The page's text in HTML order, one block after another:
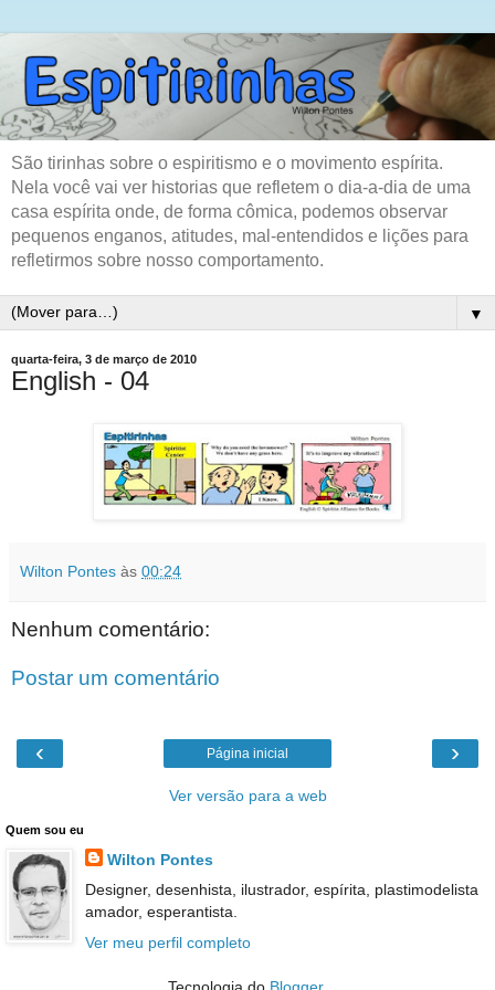
São tirinhas sobre o espiritismo e o movimento espírita.
Nela você vai ver historias que refletem o dia-a-dia de uma
casa espírita onde, de forma cômica, podemos observar
pequenos enganos, atitudes, mal-entendidos e lições para
refletirmos sobre nosso comportamento.
▼
quarta-feira, 3 de março de 2010
English - 04
Wilton Pontes às 00:24
Nenhum comentário:
Postar um comentário
‹ ›
Página inicial
Ver versão para a web
Quem sou eu
Wilton Pontes
Designer, desenhista, ilustrador, espírita, plastimodelista
amador, esperantista.
Ver meu perfil completo
Tecnologia do Blogger.